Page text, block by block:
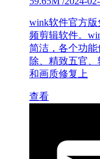
wink软件官方
频剪辑软件。
简洁，各个功
除、精致五官
和画质修复上
查看